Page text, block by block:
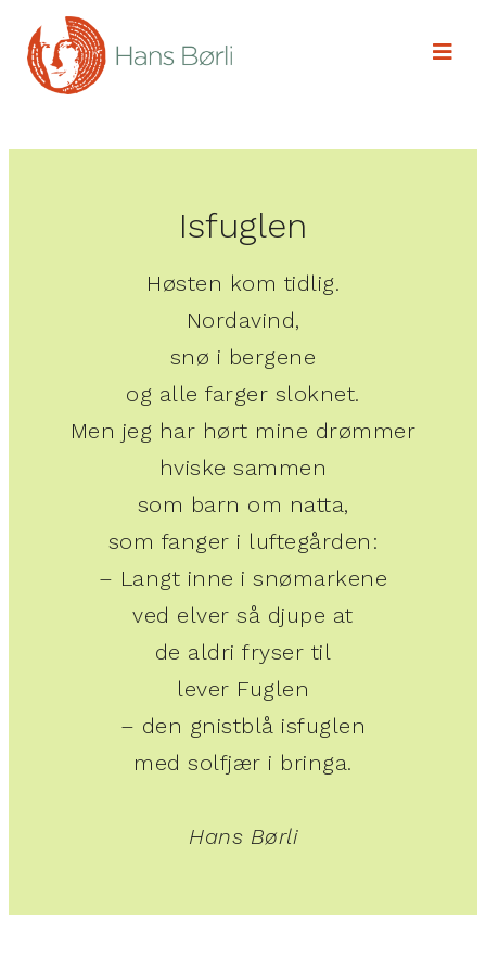
Isfuglen
Høsten kom tidlig.
Nordavind,
snø i bergene
og alle farger sloknet.
Men jeg har hørt mine drømmer
hviske sammen
som barn om natta,
som fanger i luftegården:
– Langt inne i snømarkene
ved elver så djupe at
de aldri fryser til
lever Fuglen
– den gnistblå isfuglen
med solfjær i bringa.
Hans Børli